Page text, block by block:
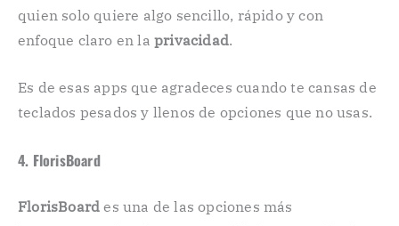
quien solo quiere algo sencillo, rápido y con
enfoque claro en la privacidad.
Es de esas apps que agradeces cuando te cansas de
teclados pesados y llenos de opciones que no usas.
4. FlorisBoard
FlorisBoard es una de las opciones más